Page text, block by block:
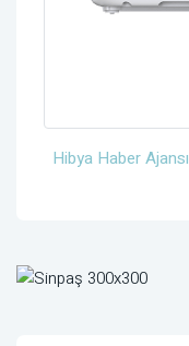
Hibya Haber Ajansı